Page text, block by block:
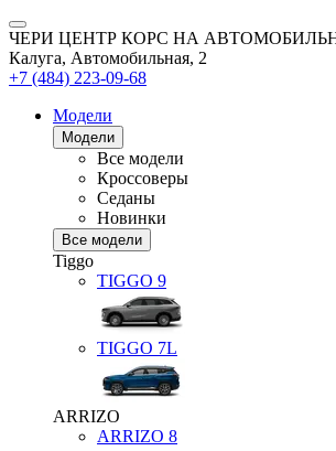
ЧЕРИ ЦЕНТР КОРС НА
Калуга, Автомобильная, 2
+7 (484) 223-09-68
Модели
Модели
Все модели
Кроссоверы
Седаны
Новинки
Все модели
Tiggo
TIGGO 9
TIGGO 7L
ARRIZO
ARRIZO 8